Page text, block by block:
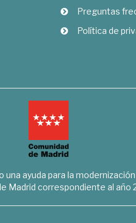
Preguntas
Política de
una ayuda para la
Madrid correspondiente al año